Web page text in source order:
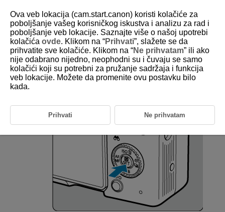
D375-024
Brze kontrole
Možete direktno i intuitivno odabrati i podesiti prikazane postavke.
Pritisnite
Ova veb lokacija (cam.start.canon) koristi kolačiće za
poboljšanje vašeg korisničkog iskustva i analizu za rad i
poboljšanje veb lokacije. Saznajte više o našoj upotrebi
kolačića ovde. Klikom na “Prihvati”, slažete se da
prihvatite sve kolačiće. Klikom na “Ne prihvatam” ili ako
nije odabrano nijedno, neophodni su i čuvaju se samo
kolačići koji su potrebni za pružanje sadržaja i funkcija
veb lokacije. Možete da promenite ovu postavku bilo
kada.
Prihvati Ne prihvatam